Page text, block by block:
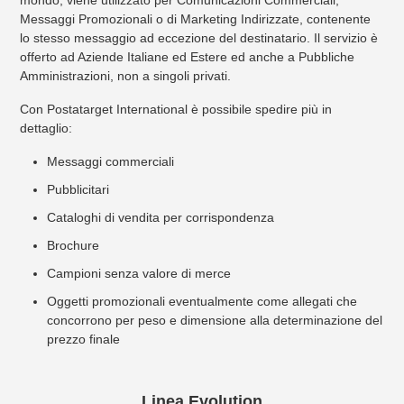
Messaggi Promozionali o di Marketing Indirizzate, contenente
lo stesso messaggio ad eccezione del destinatario. Il servizio è
offerto ad Aziende Italiane ed Estere ed anche a Pubbliche
Amministrazioni, non a singoli privati.
Con Postatarget International è possibile spedire più in
dettaglio:
Messaggi commerciali
Pubblicitari
Cataloghi di vendita per corrispondenza
Brochure
Campioni senza valore di merce
Oggetti promozionali eventualmente come allegati che
concorrono per peso e dimensione alla determinazione del
prezzo finale